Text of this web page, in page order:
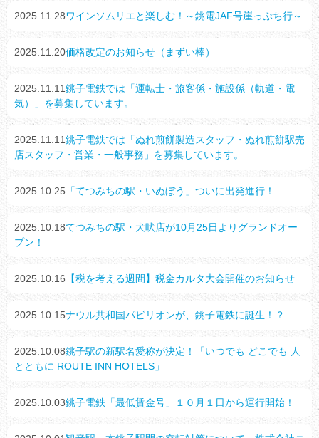
2025.11.28ワインソムリエと楽しむ！～銚電JAF号崖っぷち行～
2025.11.20価格改定のお知らせ（まずい棒）
2025.11.11銚子電鉄では「運転士・旅客係・施設係（軌道・電
気）」を募集しています。
2025.11.11銚子電鉄では「ぬれ煎餅製造スタッフ・ぬれ煎餅駅売
店スタッフ・営業・一般事務」を募集しています。
2025.10.25 「てつみちの駅・いぬぼう」ついに出発進行！
2025.10.18てつみちの駅・犬吠店が10月25日よりグランドオー
プン！
2025.10.16 【税を考える週間】税金カルタ大会開催のお知らせ
2025.10.15ナウル共和国パビリオンが、銚子電鉄に誕生！？
2025.10.08銚子駅の新駅名愛称が決定！「いつでも どこでも 人
とともに ROUTE INN HOTELS」
2025.10.03銚子電鉄「最低賃金号」１０月１日から運行開始！